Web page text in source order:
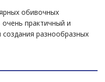
обивочных
практичный и
разнообразных